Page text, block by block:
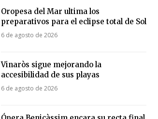
Oropesa del Mar ultima los
preparativos para el eclipse total de Sol
6 de agosto de 2026
Vinaròs sigue mejorando la
accesibilidad de sus playas
6 de agosto de 2026